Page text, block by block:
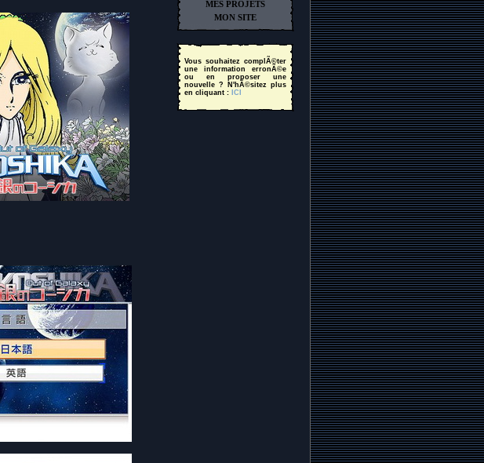
MES PROJETS
MON SITE
Vous souhaitez complÃ©ter
une information erronÃ©e
ou en proposer une
nouvelle ? N'hÃ©sitez plus
en cliquant : ICI